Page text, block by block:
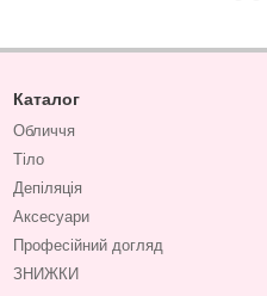
Каталог
Обличчя
Тіло
Депіляція
Аксесуари
Професійний догляд
ЗНИЖКИ